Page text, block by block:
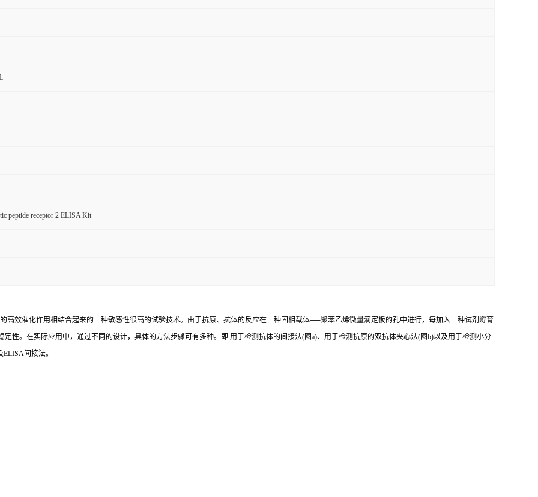
peptide receptor 2 ELISA Kit
高效催化作用相结合起来的一种敏感性很高的试验技术。由于抗原、抗体的反应在一种固相载体──聚苯乙烯微量滴定板的孔中进行，每加入一种试剂孵育
性。在实际应用中，通过不同的设计，具体的方法步骤可有多种。即:用于检测抗体的间接法(图a)、用于检测抗原的双抗体夹心法(图b)以及用于检测小分
ELISA间接法。